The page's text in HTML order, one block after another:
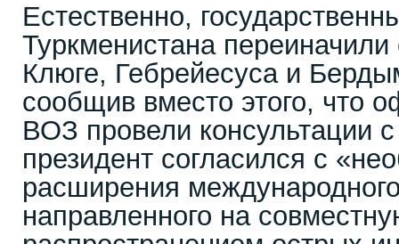
Естественно,
Туркменистана переиначили
Клюге, Гебрейесуса и
сообщив вместо этого, что
ВОЗ провели консультации
президент согласился с
расширения
направленного на